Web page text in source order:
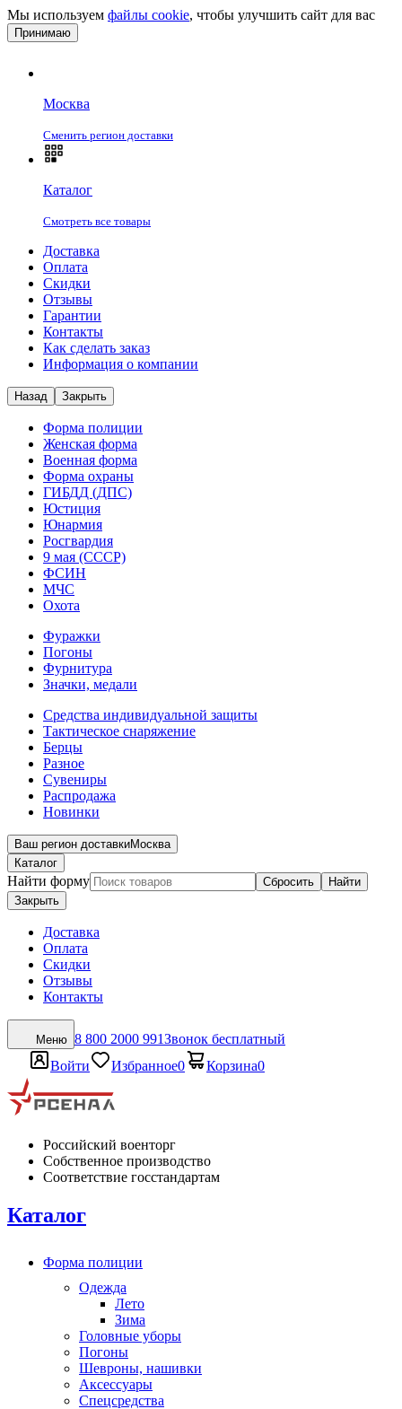
Мы используем файлы cookie, чтобы улучшить сайт для вас
Принимаю
Москва
Сменить регион доставки
Каталог
Смотреть все товары
Доставка
Оплата
Скидки
Отзывы
Гарантии
Контакты
Как сделать заказ
Информация о компании
Назад Закрыть
Форма полиции
Женская форма
Военная форма
Форма охраны
ГИБДД (ДПС)
Юстиция
Юнармия
Росгвардия
9 мая (СССР)
ФСИН
МЧС
Охота
Фуражки
Погоны
Фурнитура
Значки, медали
Средства индивидуальной защиты
Тактическое снаряжение
Берцы
Разное
Сувениры
Распродажа
Новинки
Ваш регион доставкиМосква
Каталог
Найти форму Сбросить
Найти
Закрыть
Доставка
Оплата
Скидки
Отзывы
Контакты
Меню 8 800 2000 991Звонок бесплатный
Войти
Избранное0 Корзина0
Российский военторг
Собственное производство
Соответствие госстандартам
Каталог
Форма полиции
Одежда
Лето
Зима
Головные уборы
Погоны
Шевроны, нашивки
Аксессуары
Спецсредства